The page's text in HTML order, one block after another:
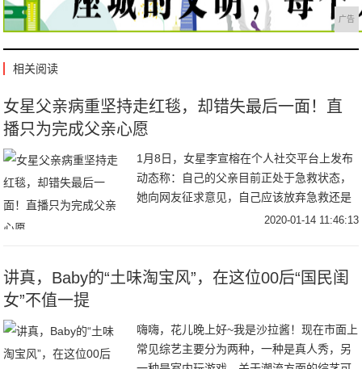
广告
相关阅读
女星父亲病重坚持走红毯，却错失最后一面！直
播只为完成父亲心愿
1月8日，女星李宣榕在个人社交平台上发布
动态称：自己的父亲目前正处于急救状态，
她向网友征求意见，自己应该放弃急救还是
签署急救同意书，还配上加护病房门口的照
2020-01-14 11:46:13
讲真，Baby的“土味淘宝风”，在这位00后“国民闺
女”不值一提
嗨嗨，花儿晚上好~我是沙拉酱！现在市面上
常见综艺主要分为两种，一种是真人秀，另